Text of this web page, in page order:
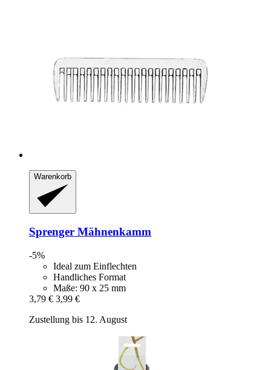
Warenkorb
Sprenger Mähnenkamm
-5%
Ideal zum Einflechten
Handliches Format
Maße: 90 x 25 mm
3,79 € 3,99 €
Zustellung bis 12. August